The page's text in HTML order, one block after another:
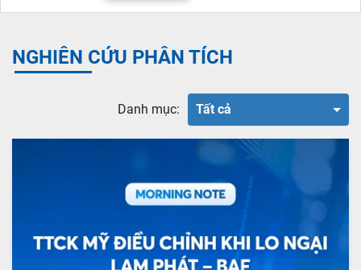
NGHIÊN CỨU PHÂN TÍCH
Danh mục: Tất cả